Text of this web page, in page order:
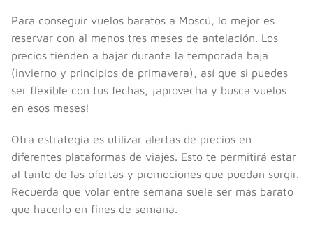
Para conseguir vuelos baratos a Moscú, lo mejor es
reservar con al menos tres meses de antelación. Los
precios tienden a bajar durante la temporada baja
(invierno y principios de primavera), así que si puedes
ser flexible con tus fechas, ¡aprovecha y busca vuelos
en esos meses!
Otra estrategia es utilizar alertas de precios en
diferentes plataformas de viajes. Esto te permitirá estar
al tanto de las ofertas y promociones que puedan surgir.
Recuerda que volar entre semana suele ser más barato
que hacerlo en fines de semana.